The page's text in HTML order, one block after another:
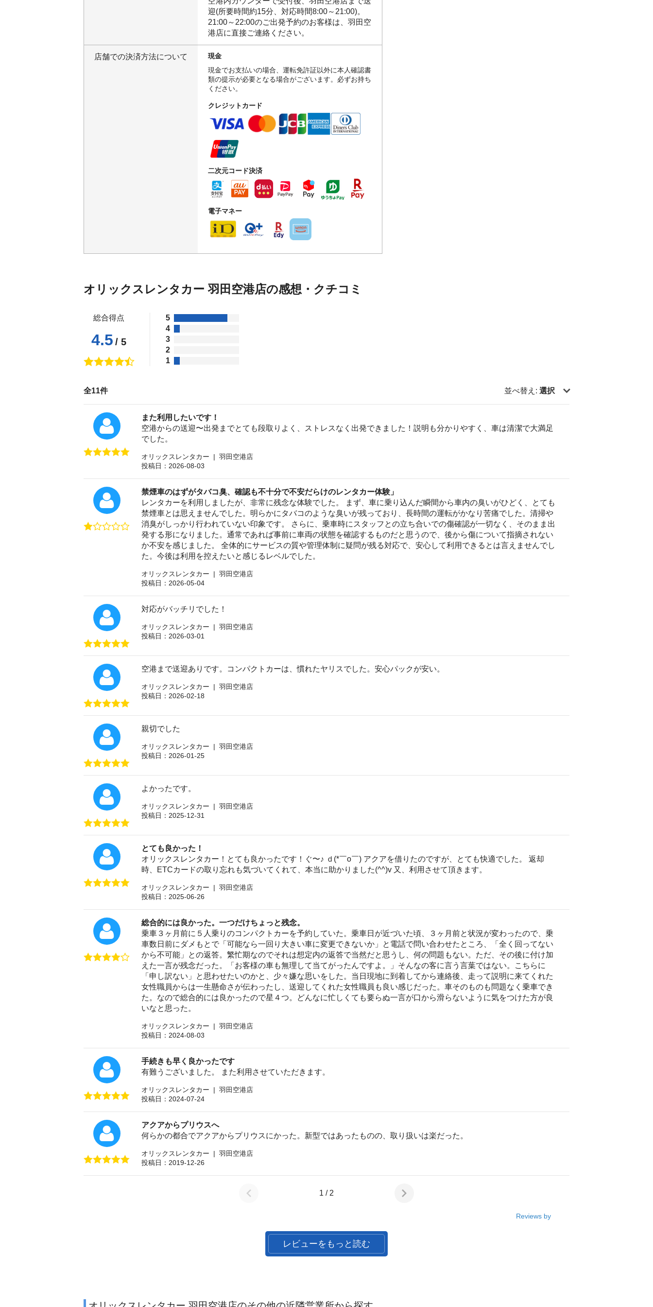
迎(所要時間約15分、対応時間8:00～21:00)。
21:00～22:00のご出発予約のお客様は、羽田空
港店に直接ご連絡ください。
店舗での決済方法について
現金
現金でお支払いの場合、運転免許証以外に本人確認書
類の提示が必要となる場合がございます。必ずお持ち
ください。
クレジットカード
二次元コード決済
電子マネー
オリックスレンタカー 羽田空港店の感想・クチコミ
総合得点
4.5 / 5
5
4
3
2
1
全11件 並べ替え: 選択
また利用したいです！
空港からの送迎〜出発までとても段取りよく、ストレスなく出発できました！説明も分かりやすく、車は清潔で大満足
でした。
オリックスレンタカー | 羽田空港店
投稿日：2026-08-03
禁煙車のはずがタバコ臭、確認も不十分で不安だらけのレンタカー体験」
レンタカーを利用しましたが、非常に残念な体験でした。 まず、車に乗り込んだ瞬間から車内の臭いがひどく、とても
禁煙車とは思えませんでした。明らかにタバコのような臭いが残っており、長時間の運転がかなり苦痛でした。清掃や
消臭がしっかり行われていない印象です。 さらに、乗車時にスタッフとの立ち合いでの傷確認が一切なく、そのまま出
発する形になりました。通常であれば事前に車両の状態を確認するものだと思うので、後から傷について指摘されない
か不安を感じました。 全体的にサービスの質や管理体制に疑問が残る対応で、安心して利用できるとは言えませんでし
た。今後は利用を控えたいと感じるレベルでした。
オリックスレンタカー | 羽田空港店
投稿日：2026-05-04
対応がバッチリでした！
オリックスレンタカー | 羽田空港店
投稿日：2026-03-01
空港まで送迎ありです。コンパクトカーは、慣れたヤリスでした。安心パックが安い。
オリックスレンタカー | 羽田空港店
投稿日：2026-02-18
親切でした
オリックスレンタカー | 羽田空港店
投稿日：2026-01-25
よかったです。
オリックスレンタカー | 羽田空港店
投稿日：2025-12-31
とても良かった！
オリックスレンタカー！とても良かったです！ぐ〜♪ ｄ(*￣o￣) アクアを借りたのですが、とても快適でした。 返却
時、ETCカードの取り忘れも気づいてくれて、本当に助かりました(^^)v 又、利用させて頂きます。
オリックスレンタカー | 羽田空港店
投稿日：2025-06-26
総合的には良かった。一つだけちょっと残念。
乗車３ヶ月前に５人乗りのコンパクトカーを予約していた。乗車日が近づいた頃、３ヶ月前と状況が変わったので、乗
車数日前にダメもとで「可能なら一回り大きい車に変更できないか」と電話で問い合わせたところ、「全く回ってない
から不可能」との返答。繁忙期なのでそれは想定内の返答で当然だと思うし、何の問題もない。ただ、その後に付け加
えた一言が残念だった。「お客様の車も無理して当てがったんですよ。」そんなの客に言う言葉ではない。こちらに
「申し訳ない」と思わせたいのかと、少々嫌な思いをした。当日現地に到着してから連絡後、走って説明に来てくれた
女性職員からは一生懸命さが伝わったし、送迎してくれた女性職員も良い感じだった。車そのものも問題なく乗車でき
た。なので総合的には良かったので星４つ。どんなに忙しくても要らぬ一言が口から滑らないように気をつけた方が良
いなと思った。
オリックスレンタカー | 羽田空港店
投稿日：2024-08-03
手続きも早く良かったです
有難うございました。 また利用させていただきます。
オリックスレンタカー | 羽田空港店
投稿日：2024-07-24
アクアからプリウスへ
何らかの都合でアクアからプリウスにかった。新型ではあったものの、取り扱いは楽だった。
オリックスレンタカー | 羽田空港店
投稿日：2019-12-26
1 / 2
Reviews by
レビューをもっと読む